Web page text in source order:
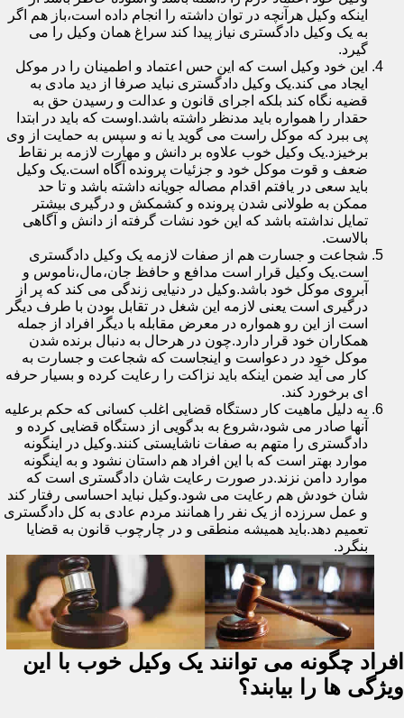
اینکه وکیل هرآنچه در توان داشته را انجام داده است،باز هم اگر
به یک وکیل دادگستری نیاز پیدا کند سراغ همان وکیل را می
گیرد.
این خود وکیل است که این حس اعتماد و اطمینان را در موکل
ایجاد می کند.یک وکیل دادگستری نباید صرفا از دید مادی به
قضیه نگاه کند بلکه اجرای قانون و عدالت و رسیدن حق به
حقدار را همواره باید مدنظر داشته باشد.اوست که باید در ابتدا
پی ببرد که موکل راست می گوید یا نه و سپس به حمایت از وی
برخیزد.یک وکیل خوب علاوه بر دانش و مهارت لازمه بر نقاط
ضعف و قوت موکل خود و جزئیات پرونده آگاه است.یک وکیل
باید سعی در یافتم اقدام مصاله جویانه داشته باشد و تا حد
ممکن به طولانی شدن پرونده و کشمکش و درگیری بیشتر
تمایل نداشته باشد که این خود نشات گرفته از دانش و آگاهی
بالاست.
شجاعت و جسارت هم از صفات لازمه یک وکیل دادگستری
است.یک وکیل قرار است مدافع و حافظ جان،مال،ناموس و
آبروی موکل خود باشد.وکیل در دنیایی زندگی می کند که پر از
درگیری است یعنی لازمه این شغل در تقابل بودن با طرف دیگر
است از این رو همواره در معرض مقابله با دیگر افراد از جمله
همکاران خود قرار دارد.چون در هرحال به دنبال برنده شدن
موکل خود در دعواست و اینجاست که شجاعت و جسارت به
کار می آید ضمن اینکه باید نزاکت را رعایت کرده و بسیار حرفه
ای برخورد کند.
به دلیل ماهیت کار دستگاه قضایی اغلب کسانی که حکم برعلیه
آنها صادر می شود،شروع به بدگویی از دستگاه قضایی کرده و
دادگستری را متهم به صفات ناشایستی کنند.وکیل در اینگونه
موارد بهتر است که با این افراد هم داستان نشود و به اینگونه
موارد دامن نزند.در صورت رعایت شان دادگستری است که
شان خودش هم رعایت می شود.وکیل نباید احساسی رفتار کند
و عمل سرزده از یک نفر را همانند مردم عادی به کل دادگستری
تعمیم دهد.باید همیشه منطقی و در چارچوب قانون به قضایا
بنگرد.
افراد چگونه می توانند یک وکیل خوب با این
ویژگی ها را بیابند؟